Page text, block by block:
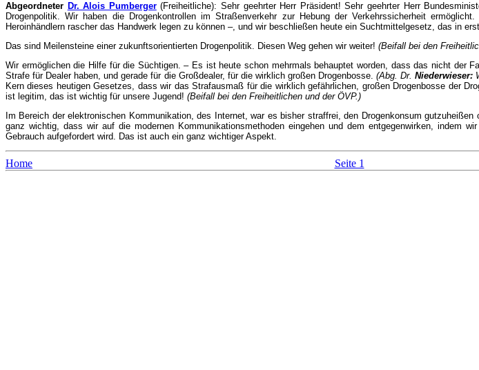
Abgeordneter Dr. Alois Pumberger(Freiheitliche): Sehr geehrter Herr Präsident! Sehr geehrter Herr
Drogenpolitik. Wir haben die Drogenkontrollen im Straßenverkehr zur Hebung der Verkehrssicherheit
Heroinhändlern rascher das Handwerk legen zu können –, und wir beschließen heute ein Suchtmittelgesetz, das in
Das sind Meilensteine einer zukunftsorientierten Drogenpolitik. Diesen Weg gehen wir weiter! (Beifall bei den
Wir ermöglichen die Hilfe für die Süchtigen. – Es ist heute schon mehrmals behauptet worden, dass das nicht
Strafe für Dealer haben, und gerade für die Großdealer, für die wirklich großen Drogenbosse.(Abg. Dr.Niederwieser:
Kern dieses heutigen Gesetzes, dass wir das Strafausmaß für die wirklich gefährlichen, großen Drogenbosse der
ist legitim, das ist wichtig für unsere Jugend! (Beifall bei den Freiheitlichen und der ÖVP.)
Im Bereich der elektronischen Kommunikation, des Internet, war es bisher straffrei, den Drogenkonsum
ganz wichtig, dass wir auf die modernen Kommunikationsmethoden eingehen und dem entgegenwirken, indem
Gebrauch aufgefordert wird. Das ist auch ein ganz wichtiger Aspekt.
Home Seite 1